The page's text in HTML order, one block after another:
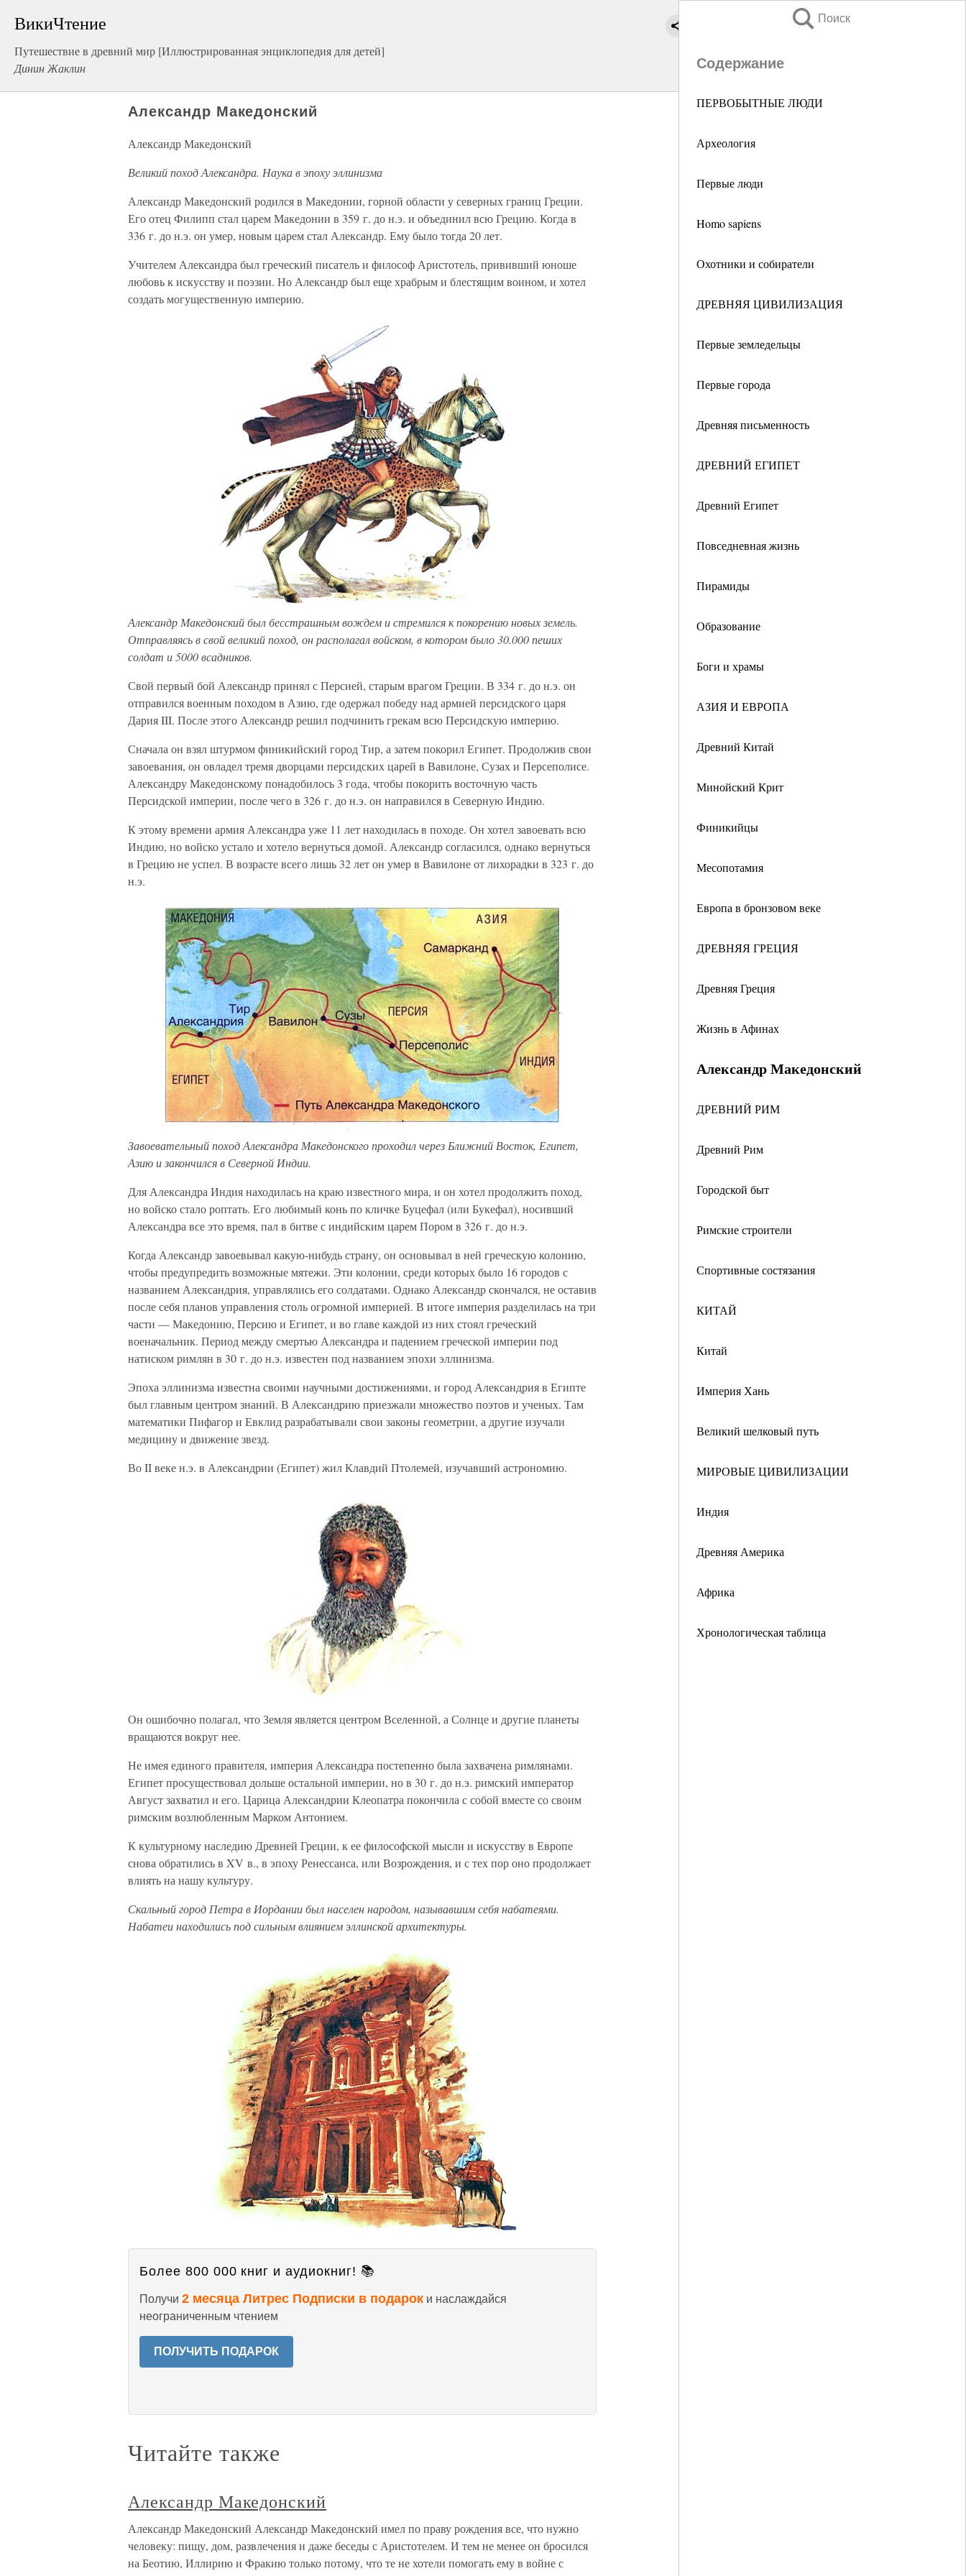
ВикиЧтение
Путешествие в древний мир [Иллюстрированная энциклопедия для детей]
Динин Жаклин
Поиск
Содержание
ПЕРВОБЫТНЫЕ ЛЮДИ
Археология
Первые люди
Homo sapiens
Охотники и собиратели
ДРЕВНЯЯ ЦИВИЛИЗАЦИЯ
Первые земледельцы
Первые города
Древняя письменность
ДРЕВНИЙ ЕГИПЕТ
Древний Египет
Повседневная жизнь
Пирамиды
Образование
Боги и храмы
АЗИЯ И ЕВРОПА
Древний Китай
Минойский Крит
Финикийцы
Месопотамия
Европа в бронзовом веке
ДРЕВНЯЯ ГРЕЦИЯ
Древняя Греция
Жизнь в Афинах
Александр Македонский
ДРЕВНИЙ РИМ
Древний Рим
Городской быт
Римские строители
Спортивные состязания
КИТАЙ
Китай
Империя Хань
Великий шелковый путь
МИРОВЫЕ ЦИВИЛИЗАЦИИ
Индия
Древняя Америка
Африка
Хронологическая таблица
Александр Македонский
Александр Македонский
Великий поход Александра. Наука в эпоху эллинизма
Александр Македонский родился в Македонии, горной области у северных границ Греции.
Его отец Филипп стал царем Македонии в 359 г. до н.э. и объединил всю Грецию. Когда в
336 г. до н.э. он умер, новым царем стал Александр. Ему было тогда 20 лет.
Учителем Александра был греческий писатель и философ Аристотель, прививший юноше
любовь к искусству и поэзии. Но Александр был еще храбрым и блестящим воином, и хотел
создать могущественную империю.
Александр Македонский был бесстрашным вождем и стремился к покорению новых земель.
Отправляясь в свой великий поход, он располагал войском, в котором было 30.000 пеших
солдат и 5000 всадников.
Свой первый бой Александр принял с Персией, старым врагом Греции. В 334 г. до н.э. он
отправился военным походом в Азию, где одержал победу над армией персидского царя
Дария III. После этого Александр решил подчинить грекам всю Персидскую империю.
Сначала он взял штурмом финикийский город Тир, а затем покорил Египет. Продолжив свои
завоевания, он овладел тремя дворцами персидских царей в Вавилоне, Сузах и Персеполисе.
Александру Македонскому понадобилось 3 года, чтобы покорить восточную часть
Персидской империи, после чего в 326 г. до н.э. он направился в Северную Индию.
К этому времени армия Александра уже 11 лет находилась в походе. Он хотел завоевать всю
Индию, но войско устало и хотело вернуться домой. Александр согласился, однако вернуться
в Грецию не успел. В возрасте всего лишь 32 лет он умер в Вавилоне от лихорадки в 323 г. до
н.э.
Завоевательный поход Александра Македонского проходил через Ближний Восток, Египет,
Азию и закончился в Северной Индии.
Для Александра Индия находилась на краю известного мира, и он хотел продолжить поход,
но войско стало роптать. Его любимый конь по кличке Буцефал (или Букефал), носивший
Александра все это время, пал в битве с индийским царем Пором в 326 г. до н.э.
Когда Александр завоевывал какую-нибудь страну, он основывал в ней греческую колонию,
чтобы предупредить возможные мятежи. Эти колонии, среди которых было 16 городов с
названием Александрия, управлялись его солдатами. Однако Александр скончался, не оставив
после себя планов управления столь огромной империей. В итоге империя разделилась на три
части — Македонию, Персию и Египет, и во главе каждой из них стоял греческий
военачальник. Период между смертью Александра и падением греческой империи под
натиском римлян в 30 г. до н.э. известен под названием эпохи эллинизма.
Эпоха эллинизма известна своими научными достижениями, и город Александрия в Египте
был главным центром знаний. В Александрию приезжали множество поэтов и ученых. Там
математики Пифагор и Евклид разрабатывали свои законы геометрии, а другие изучали
медицину и движение звезд.
Во II веке н.э. в Александрии (Египет) жил Клавдий Птолемей, изучавший астрономию.
Он ошибочно полагал, что Земля является центром Вселенной, а Солнце и другие планеты
вращаются вокруг нее.
Не имея единого правителя, империя Александра постепенно была захвачена римлянами.
Египет просуществовал дольше остальной империи, но в 30 г. до н.э. римский император
Август захватил и его. Царица Александрии Клеопатра покончила с собой вместе со своим
римским возлюбленным Марком Антонием.
К культурному наследию Древней Греции, к ее философской мысли и искусству в Европе
снова обратились в XV в., в эпоху Ренессанса, или Возрождения, и с тех пор оно продолжает
влиять на нашу культуру.
Скальный город Петра в Иордании был населен народом, называвшим себя набатеями.
Набатеи находились под сильным влиянием эллинской архитектуры.
Более 800 000 книг и аудиокниг! 📚
Получи 2 месяца Литрес Подписки в подарок и наслаждайся
неограниченным чтением
ПОЛУЧИТЬ ПОДАРОК
Читайте также
Александр Македонский
Александр Македонский Александр Македонский имел по праву рождения все, что нужно
человеку: пищу, дом, развлечения и даже беседы с Аристотелем. И тем не менее он бросился
на Беотию, Иллирию и Фракию только потому, что те не хотели помогать ему в войне с